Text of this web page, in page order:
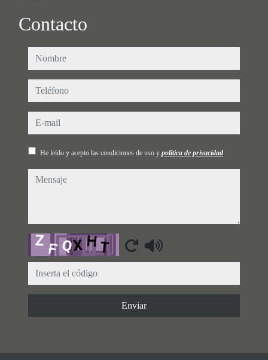
Contacto
nombre
teléfono
e-mail
He leído y acepto las condiciones de uso y política de privacidad
mensaje
Captcha
Enviar